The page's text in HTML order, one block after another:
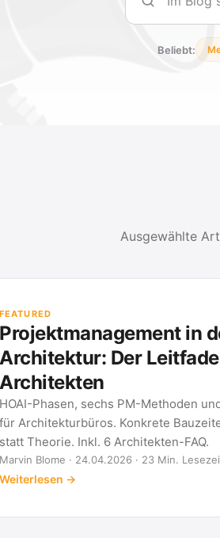
Suchen
Beliebt:
Ausgewählte
Methoden und Werkzeuge
METHODE 01
Was ein Gantt-
eines erstellen und
2026 …